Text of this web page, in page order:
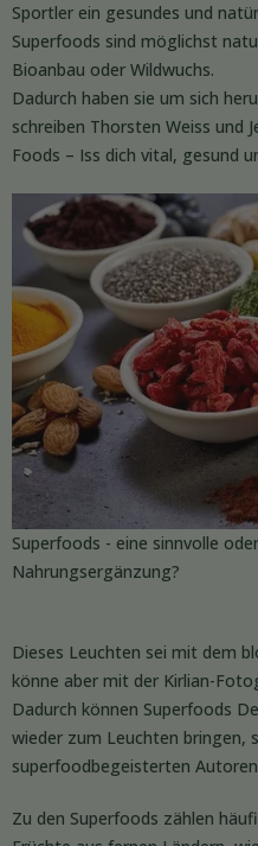
Sportler ein gesundes und
Superfoods sind möglichst
Bioanbau oder Wildwuchs.
Dadurch haben sie um sich
schreiben Thorsten Weiss und
Foods – Iss dich vital, gesund
Superfoods - eine sinnvolle
Nahrungsergänzung?
Dieses Leuchten sei mit dem
könne aber mit der Kirlian-
Dadurch können Superfoods
wieder zum Leuchten bringen,
superfoodbegeisterten
Zu den Superfoods zählen